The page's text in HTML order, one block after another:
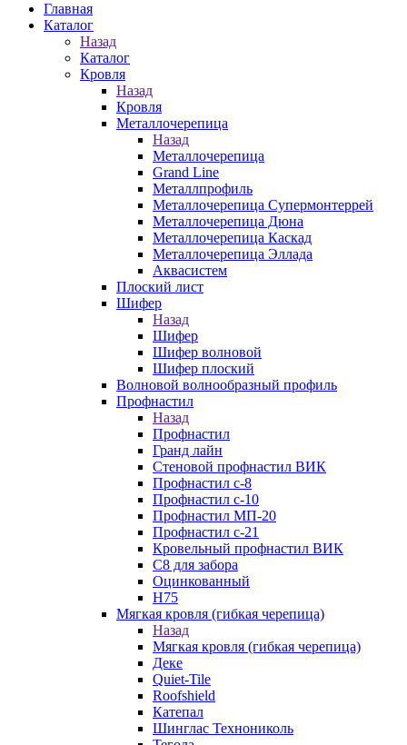
Главная
Каталог
Назад
Каталог
Кровля
Назад
Кровля
Металлочерепица
Назад
Металлочерепица
Grand Line
Металлпрофиль
Металлочерепица Супермонтеррей
Металлочерепица Дюна
Металлочерепица Каскад
Металлочерепица Эллада
Аквасистем
Плоский лист
Шифер
Назад
Шифер
Шифер волновой
Шифер плоский
Волновой волнообразный профиль
Профнастил
Назад
Профнастил
Гранд лайн
Стеновой профнастил ВИК
Профнастил с-8
Профнастил с-10
Профнастил МП-20
Профнастил с-21
Кровельный профнастил ВИК
С8 для забора
Оцинкованный
Н75
Мягкая кровля (гибкая черепица)
Назад
Мягкая кровля (гибкая черепица)
Деке
Quiet-Tile
Roofshield
Катепал
Шинглас Технониколь